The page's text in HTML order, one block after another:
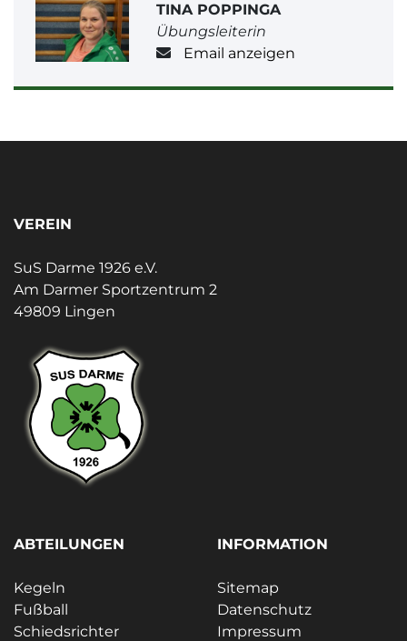
TINA POPPINGA
Übungsleiterin
Email anzeigen
VEREIN
SuS Darme 1926 e.V.
Am Darmer Sportzentrum 2
49809 Lingen
ABTEILUNGEN
Kegeln
Fußball
Schiedsrichter
INFORMATION
Sitemap
Datenschutz
Impressum